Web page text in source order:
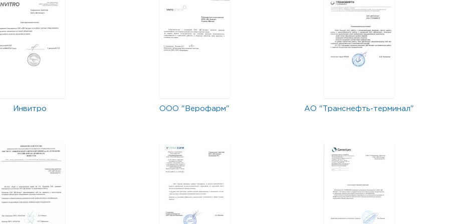
Инвитро ООО "Верофарм" АО "Транснефть-терминал"